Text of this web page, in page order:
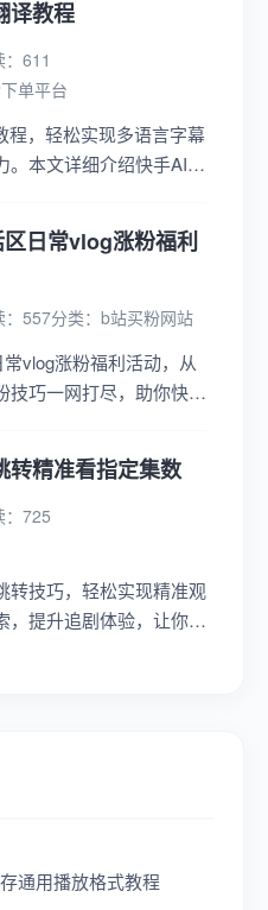
译教程
：611
单平台
程，轻松实现多语言字幕
。本文详细介绍快手AI字
日常vlog涨粉福利
：557分类： b站买粉网站
vlog涨粉福利活动，从
技巧一网打尽，助你快速
转精准看指定集数
：725
转技巧，轻松实现精准观
，提升追剧体验，让你的
通用播放格式教程